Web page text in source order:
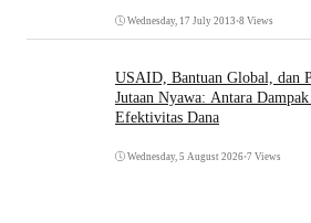
Wednesday, 17 July 2013 •8 Views
USAID, Bantuan Global, dan
Jutaan Nyawa: Antara
Efektivitas Dana
Wednesday, 5 August 2026•7 Views